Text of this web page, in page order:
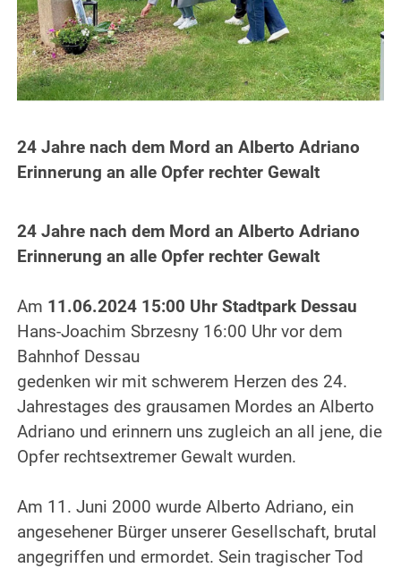
24 Jahre nach dem Mord an Alberto Adriano
Erinnerung an alle Opfer rechter Gewalt
24 Jahre nach dem Mord an Alberto Adriano
Erinnerung an alle Opfer rechter Gewalt
Am 11.06.2024 15:00 Uhr Stadtpark Dessau
Hans-Joachim Sbrzesny 16:00 Uhr vor dem
Bahnhof Dessau
gedenken wir mit schwerem Herzen des 24.
Jahrestages des grausamen Mordes an Alberto
Adriano und erinnern uns zugleich an all jene, die
Opfer rechtsextremer Gewalt wurden.
Am 11. Juni 2000 wurde Alberto Adriano, ein
angesehener Bürger unserer Gesellschaft, brutal
angegriffen und ermordet. Sein tragischer Tod